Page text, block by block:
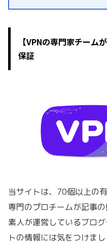
【VPNの専門家チーム
保証
当サイトは、70個以上の
専門のプロチームが記事の
素人が運営しているブロ
トの情報には気をつけまし